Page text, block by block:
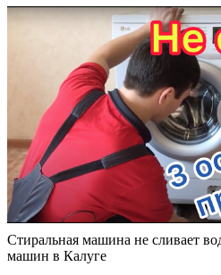
Стиральная машина не сливает
машин в Калуге